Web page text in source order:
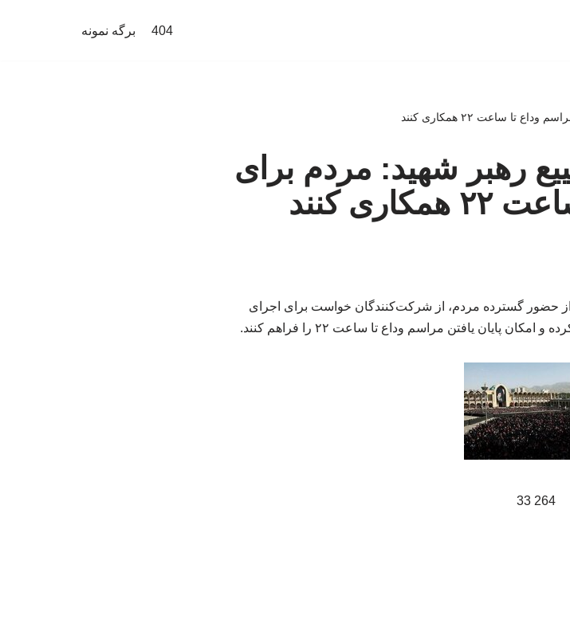
404 برگه نمونه
ساعت ۲۲ همکاری کنند
رهبر شهید: مردم برای
کنند
از حضور گسترده مردم، از شرکت‌کنندگان خواست برای اجرای
پایان یافتن مراسم وداع تا ساعت ۲۲ را فراهم کنند.
264 33